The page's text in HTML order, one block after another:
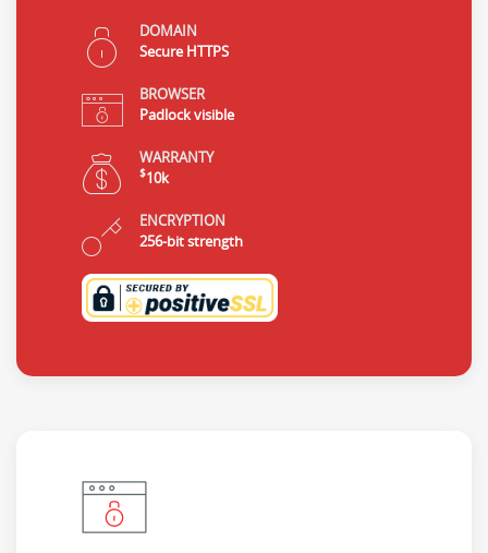
DOMAIN
Secure HTTPS
BROWSER
Padlock visible
WARRANTY
$10k
ENCRYPTION
256-bit strength